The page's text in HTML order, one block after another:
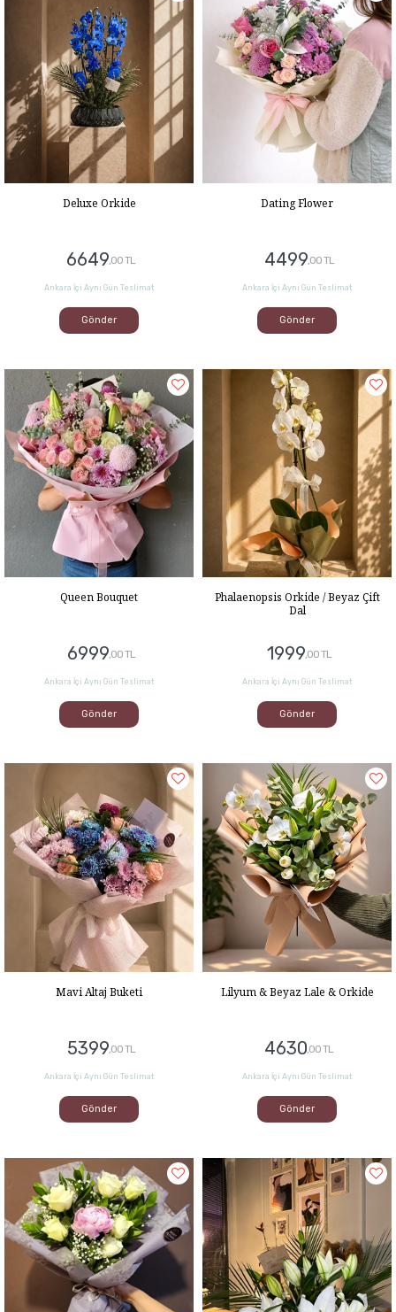
Deluxe Orkide
6649,00 TL
Ankara İçi Aynı Gün Teslimat
Gönder
Dating Flower
4499,00 TL
Ankara İçi Aynı Gün Teslimat
Gönder
Queen Bouquet
6999,00 TL
Ankara İçi Aynı Gün Teslimat
Gönder
Phalaenopsis Orkide / Beyaz Çift
Dal
1999,00 TL
Ankara İçi Aynı Gün Teslimat
Gönder
Mavi Altaj Buketi
5399,00 TL
Ankara İçi Aynı Gün Teslimat
Gönder
Lilyum & Beyaz Lale & Orkide
4630,00 TL
Ankara İçi Aynı Gün Teslimat
Gönder